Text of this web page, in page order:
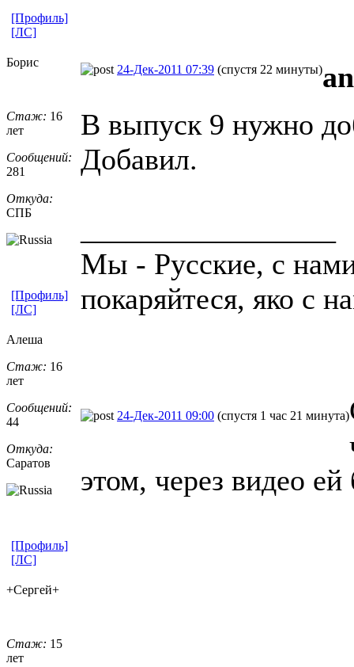
[Профиль]
[ЛС]
Борис
Стаж: 16
лет
Сообщений:
281
Откуда:
СПБ
24-Дек-2011 07:39 (спустя 22 минуты)
В выпуск 9 нужно
Добавил.
Мы - Русские, с
покаряйтеся, яко с
[Профиль]
[ЛС]
Алеша
Стаж: 16
лет
Сообщений:
44
Откуда:
Саратов
24-Дек-2011 09:00 (спустя 1 час 21 минута)
этом, через видео ей
[Профиль]
[ЛС]
+Сергей+
Стаж: 15
лет